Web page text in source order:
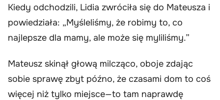
Kiedy odchodzili, Lidia zwróciła się do Mateusza i
powiedziała: „Myśleliśmy, że robimy to, co
najlepsze dla mamy, ale może się myliliśmy.”
Mateusz skinął głową milcząco, oboje zdając
sobie sprawę zbyt późno, że czasami dom to coś
więcej niż tylko miejsce—to tam naprawdę